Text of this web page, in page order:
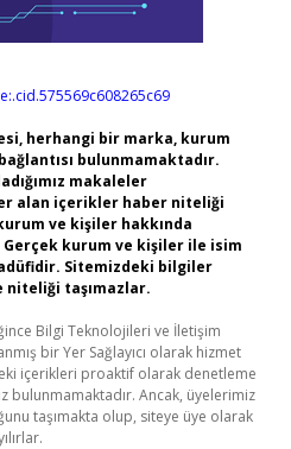
herhangi bir marka, kurum
bulunmamaktadır.
makaleler
alan içerikler haber niteliği
ve kişiler hakkında
Gerçek kurum ve kişiler ile isim
Sitemizdeki bilgiler
taşımazlar.
Bilgi Teknolojileri ve İletişim
bir Yer Sağlayıcı olarak hizmet
içerikleri proaktif olarak denetleme
bulunmamaktadır. Ancak, üyelerimiz
taşımakta olup, siteye üye olarak